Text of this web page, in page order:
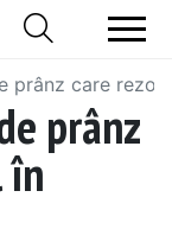
prânz care
prânz
în